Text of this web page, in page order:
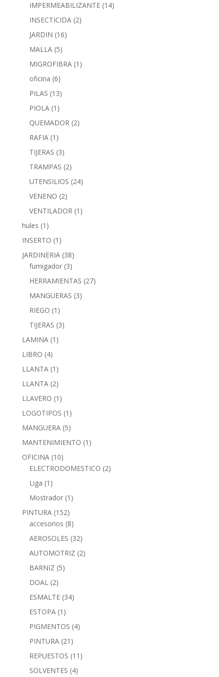
IMPERMEABILIZANTE (14)
INSECTICIDA (2)
JARDIN (16)
MALLA (5)
MIGROFIBRA (1)
oficina (6)
PILAS (13)
PIOLA (1)
QUEMADOR (2)
RAFIA (1)
TIJERAS (3)
TRAMPAS (2)
UTENSILIOS (24)
VENENO (2)
VENTILADOR (1)
hules (1)
INSERTO (1)
JARDINERIA (38)
fumigador (3)
HERRAMIENTAS (27)
MANGUERAS (3)
RIEGO (1)
TIJERAS (3)
LAMINA (1)
LIBRO (4)
LLANTA (1)
LLANTA (2)
LLAVERO (1)
LOGOTIPOS (1)
MANGUERA (5)
MANTENIMIENTO (1)
OFICINA (10)
ELECTRODOMESTICO (2)
Liga (1)
Mostrador (1)
PINTURA (152)
accesorios (8)
AEROSOLES (32)
AUTOMOTRIZ (2)
BARNIZ (5)
DOAL (2)
ESMALTE (34)
ESTOPA (1)
PIGMENTOS (4)
PINTURA (21)
REPUESTOS (11)
SOLVENTES (4)